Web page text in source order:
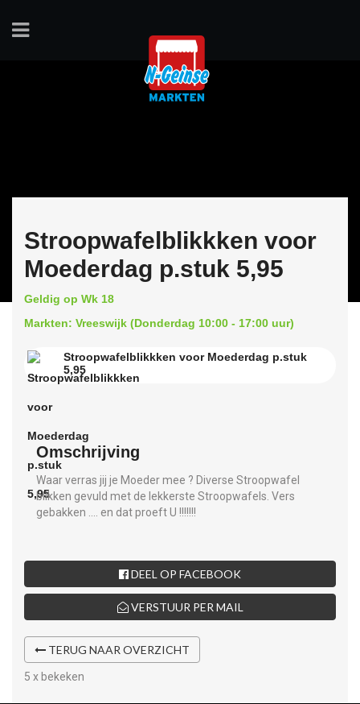
Stroopwafelblikkken voor
Moederdag p.stuk 5,95
Geldig op Wk 18
Markten: Vreeswijk (Donderdag 10:00 - 17:00 uur)
Stroopwafelblikkken voor Moederdag p.stuk
5,95
Omschrijving
Waar verras jij je Moeder mee ? Diverse Stroopwafel
blikken gevuld met de lekkerste Stroopwafels. Vers
gebakken .... en dat proeft U !!!!!!!
DEEL OP FACEBOOK
VERSTUUR PER MAIL
TERUG NAAR OVERZICHT
5 x bekeken